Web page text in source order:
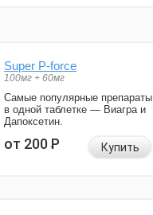
Super P-force
100мг + 60мг
Самые популярные препараты
в одной таблетке — Виагра и
Дапоксетин.
от 200Р Купить